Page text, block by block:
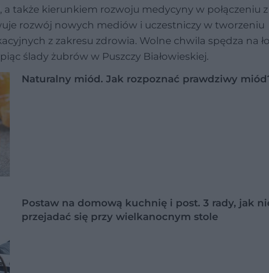
a także kierunkiem rozwoju medycyny w połączeniu z
rozwój nowych mediów i uczestniczy w tworzeniu
z zakresu zdrowia. Wolne chwila spędza na
ślady żubrów w Puszczy Białowieskiej.
Naturalny miód. Jak rozpoznać prawdziwy
Postaw na domową kuchnię i post. 3 rady, jak
przejadać się przy wielkanocnym stole